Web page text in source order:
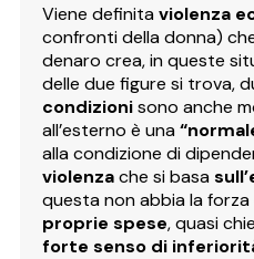
Viene definitaviolenza
confronti della donna)
denaro crea, in queste
delle due figure si trova,
condizionisono anche
all’esterno è una
alla condizione di
violenzache si basa
questa non abbia la
proprie spese, quasi
forte senso di